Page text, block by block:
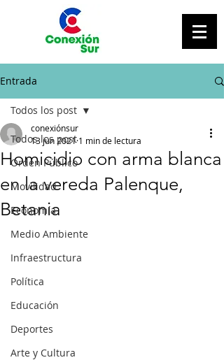
Entrada
Todos los post
Orden Público
Movilidad
Economía
Medio Ambiente
Infraestructura
Política
Educación
Deportes
Arte y Cultura
Todos los post
Homicidio con arma blanca
en la vereda Palenque,
Betania
conexiónsur
13 jun 2021 1 min de lectura